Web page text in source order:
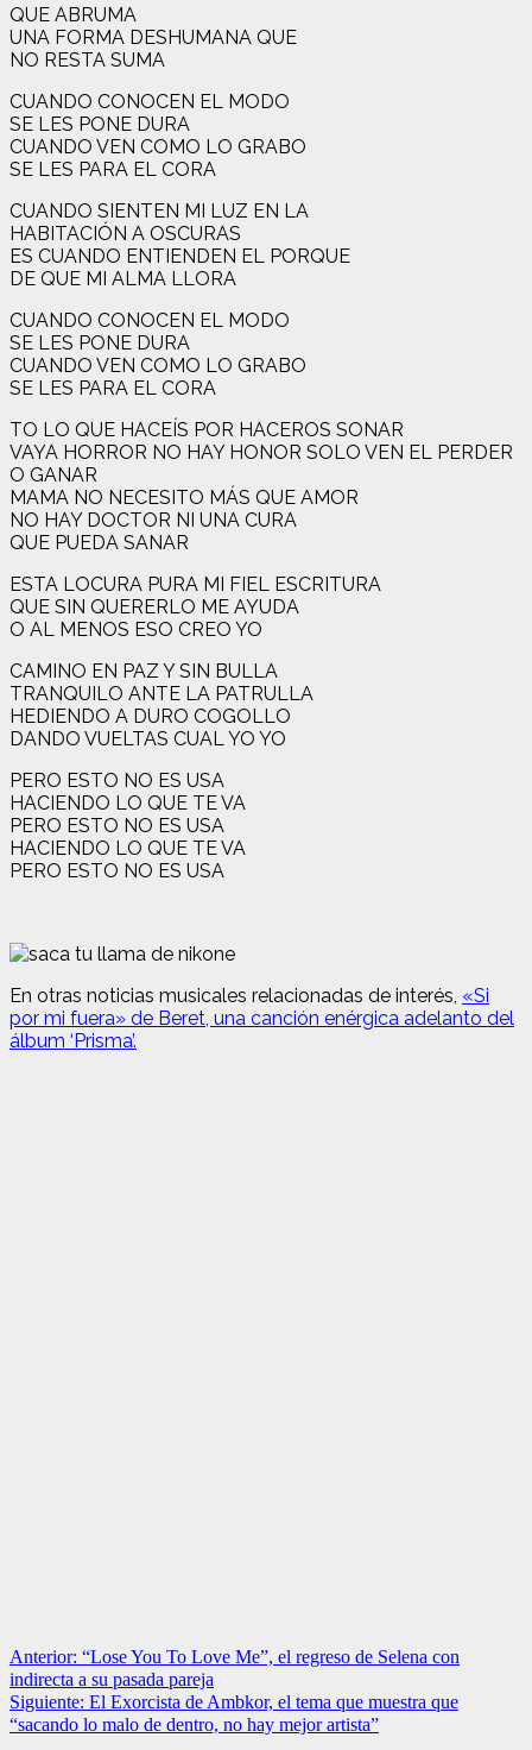
QUE ABRUMA
UNA FORMA DESHUMANA QUE
NO RESTA SUMA
CUANDO CONOCEN EL MODO
SE LES PONE DURA
CUANDO VEN COMO LO GRABO
SE LES PARA EL CORA
CUANDO SIENTEN MI LUZ EN LA
HABITACIÓN A OSCURAS
ES CUANDO ENTIENDEN EL PORQUE
DE QUE MI ALMA LLORA
CUANDO CONOCEN EL MODO
SE LES PONE DURA
CUANDO VEN COMO LO GRABO
SE LES PARA EL CORA
TO LO QUE HACEÍS POR HACEROS SONAR
VAYA HORROR NO HAY HONOR SOLO VEN EL PERDER
O GANAR
MAMA NO NECESITO MÁS QUE AMOR
NO HAY DOCTOR NI UNA CURA
QUE PUEDA SANAR
ESTA LOCURA PURA MI FIEL ESCRITURA
QUE SIN QUERERLO ME AYUDA
O AL MENOS ESO CREO YO
CAMINO EN PAZ Y SIN BULLA
TRANQUILO ANTE LA PATRULLA
HEDIENDO A DURO COGOLLO
DANDO VUELTAS CUAL YO YO
PERO ESTO NO ES USA
HACIENDO LO QUE TE VA
PERO ESTO NO ES USA
HACIENDO LO QUE TE VA
PERO ESTO NO ES USA
En otras noticias musicales relacionadas de interés, «Si
por mi fuera» de Beret, una canción enérgica adelanto del
álbum ‘Prisma’.
Navegación
de
entradas
Anterior: “Lose You To Love Me”, el regreso de Selena con
indirecta a su pasada pareja
Siguiente: El Exorcista de Ambkor, el tema que muestra que
“sacando lo malo de dentro, no hay mejor artista”